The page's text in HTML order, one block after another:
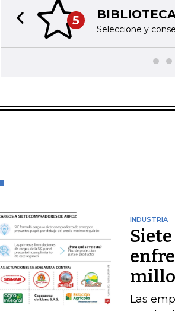
5
Seleccione y
Previous slide
INDUSTRIA
Las